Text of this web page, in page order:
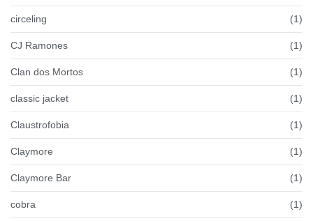
circeling (1)
CJ Ramones (1)
Clan dos Mortos (1)
classic jacket (1)
Claustrofobia (1)
Claymore (1)
Claymore Bar (1)
cobra (1)